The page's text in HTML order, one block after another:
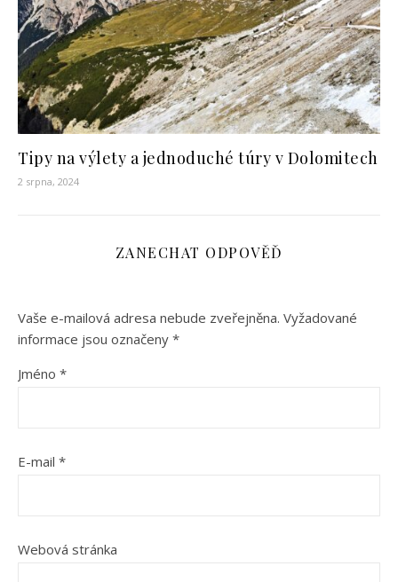
Tipy na výlety a jednoduché túry v Dolomitech
2 srpna, 2024
ZANECHAT ODPOVĚĎ
Vaše e-mailová adresa nebude zveřejněna. Vyžadované
informace jsou označeny *
Jméno *
E-mail *
Webová stránka